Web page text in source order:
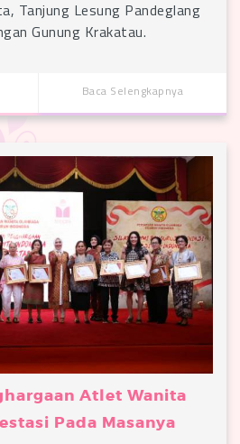
Tanjung Lesung Pandeglang
Gunung Krakatau.
Baca Selengkapnya
Atlet Wanita
Pada Masanya